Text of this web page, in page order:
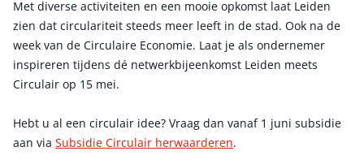
Met diverse activiteiten en een mooie opkomst laat Leiden
zien dat circulariteit steeds meer leeft in de stad. Ook na de
week van de Circulaire Economie. Laat je als ondernemer
inspireren tijdens dé netwerkbijeenkomst Leiden meets
Circulair op 15 mei.
Hebt u al een circulair idee? Vraag dan vanaf 1 juni subsidie
aan via Subsidie Circulair herwaarderen.